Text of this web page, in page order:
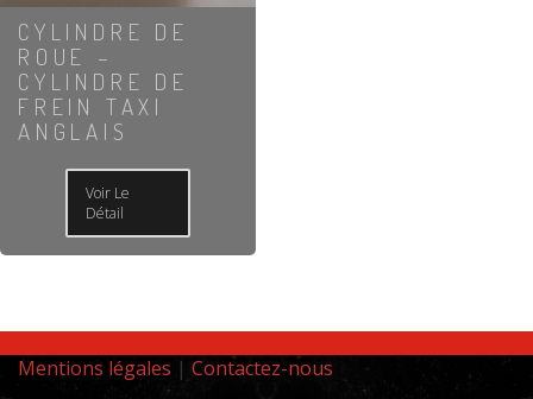
CYLINDRE DE
ROUE –
CYLINDRE DE
FREIN TAXI
ANGLAIS
Voir Le
Détail
Mentions légales | Contactez-nous